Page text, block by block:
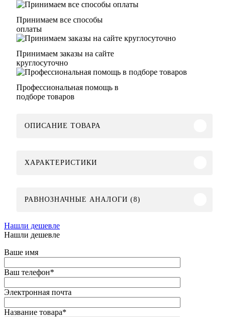
Принимаем все способы
оплаты
Принимаем заказы на сайте
круглосуточно
Профессиональная помощь в
подборе товаров
ОПИСАНИЕ ТОВАРА
ХАРАКТЕРИСТИКИ
РАВНОЗНАЧНЫЕ АНАЛОГИ (8)
Нашли дешевле
Нашли дешевле
Ваше имя
Ваш телефон*
Электронная почта
Название товара*